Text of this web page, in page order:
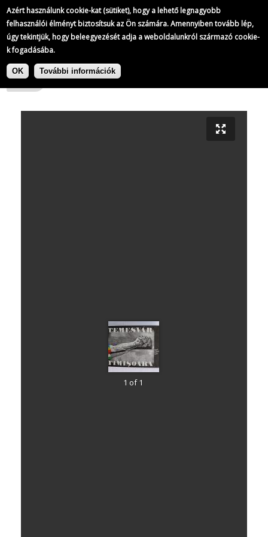
Azért használunk cookie-kat (sütiket), hogy a lehető legnagyobb
felhasználói élményt biztosítsuk az Ön számára. Amennyiben tovább lép,
úgy tekintjük, hogy beleegyezését adja a weboldalunkról származó cookie-
k fogadásába.
OK További információk
Ugrás
Europeana 1989
15/16
Europeana 1989|
1 of 1